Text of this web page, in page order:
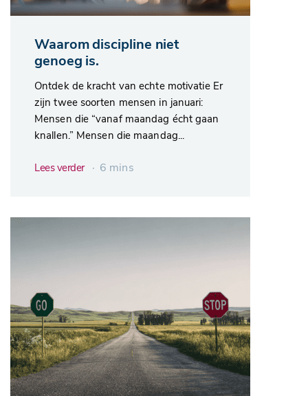
Waarom discipline niet
genoeg is.
Ontdek de kracht van echte motivatie Er
zijn twee soorten mensen in januari:
Mensen die “vanaf maandag écht gaan
knallen.” Mensen die maandag...
Lees verder ∙ 6 mins